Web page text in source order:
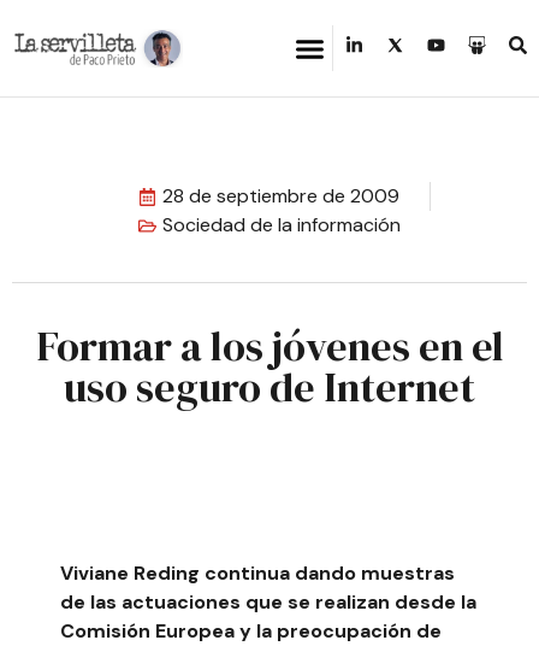
28 de septiembre de 2009
Sociedad de la información
Formar a los jóvenes en el
uso seguro de Internet
Viviane Reding continua dando muestras
de las actuaciones que se realizan desde la
Comisión Europea y la preocupación de